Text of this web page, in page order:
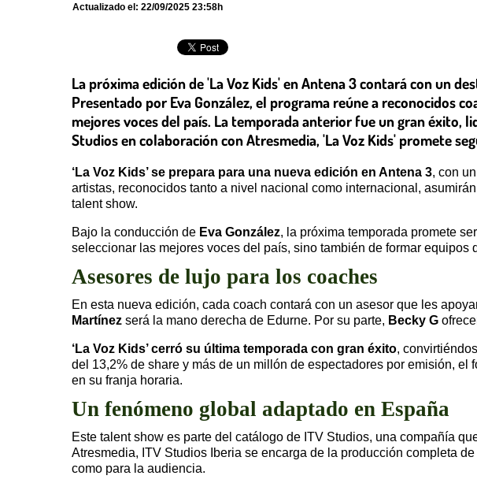
Actualizado el: 22/09/2025 23:58h
La próxima edición de 'La Voz Kids' en Antena 3 contará con un
Presentado por Eva González, el programa reúne a reconocidos
mejores voces del país. La temporada anterior fue un gran éxito,
Studios en colaboración con Atresmedia, 'La Voz Kids' promete
‘La Voz Kids’ se prepara para una nueva edición en Antena 3, con
artistas, reconocidos tanto a nivel nacional como internacional,
talent show.
Bajo la conducción de Eva González, la próxima temporada promete
seleccionar las mejores voces del país, sino también de formar equipos
Asesores de lujo para los coaches
En esta nueva edición, cada coach contará con un asesor que les
Martínez será la mano derecha de Edurne. Por su parte, Becky G
‘La Voz Kids’ cerró su última temporada con gran éxito,
del 13,2% de share y más de un millón de espectadores por emisión,
en su franja horaria.
Un fenómeno global adaptado en España
Este talent show es parte del catálogo de ITV Studios, una compañía
Atresmedia, ITV Studios Iberia se encarga de la producción completa
como para la audiencia.